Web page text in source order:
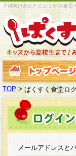
子供向けかんたんレシピの食育
TOP > ぱくすく食堂ロ
メールアドレスと